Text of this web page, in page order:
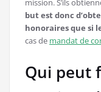
but est donc
honoraires que si
cas de mandat de
Qui peut